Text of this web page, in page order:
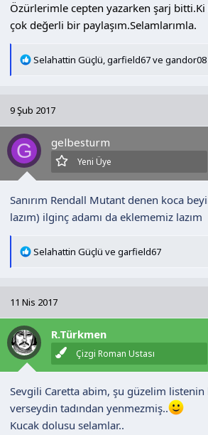
Özürlerimle cepten yazarken şarj bitti.Ki
çok değerli bir paylaşım.Selamlarımla.
T
l
e
r
Selahattin Güçlü,garfield67ve gandor08
9 Şub 2017
G gelbesturm
Yeni Üye
Sanırım Rendall Mutant denen koca
lazım) ilginç adamı da eklememiz lazım
T
i
l
e
r
Selahattin Güçlü ve garfield67
11 Nis 2017
R.Türkmen
Çizgi Roman Ustası
Sevgili Caretta abim, şu güzelim
verseydin tadından yenmezmiş..
Kucak dolusu selamlar..